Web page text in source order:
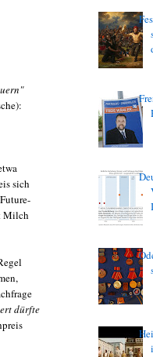
sich
Milch
dürfte